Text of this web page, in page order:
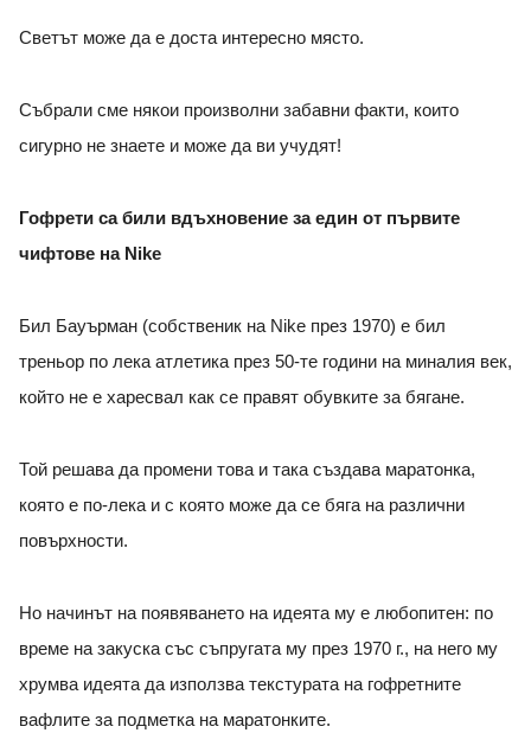
Светът може да е доста интересно място.
Събрали сме някои произволни забавни факти, които
сигурно не знаете и може да ви учудят!
Гофрети са били вдъхновение за един от първите
чифтове на Nike
Бил Бауърман (собственик на Nike през 1970) е бил
треньор по лека атлетика през 50-те години на миналия век,
който не е харесвал как се правят обувките за бягане.
Той решава да промени това и така създава маратонка,
която е по-лека и с която може да се бяга на различни
повърхности.
Но начинът на появяването на идеята му е любопитен: по
време на закуска със съпругата му през 1970 г., на него му
хрумва идеята да използва текстурата на гофретните
вафлите за подметка на маратонките.